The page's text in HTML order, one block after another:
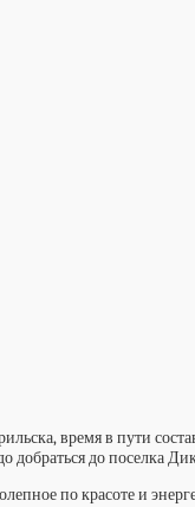
время в пути
до поселка
по красоте и